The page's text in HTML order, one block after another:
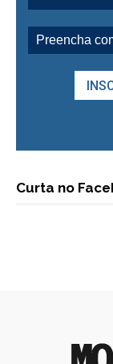
Curta no